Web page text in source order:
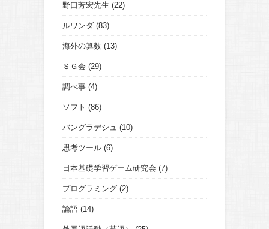
野口芳宏先生 (22)
ルワンダ (83)
海外の算数 (13)
ＳＧ会 (29)
調べ事 (4)
ソフト (86)
バングラデシュ (10)
思考ツール (6)
日本基礎学習ゲーム研究会 (7)
プログラミング (2)
論語 (14)